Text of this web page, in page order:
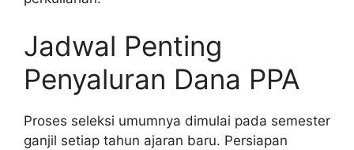
Jadwal Penting
Penyaluran Dana PPA
Proses seleksi umumnya dimulai pada semester
ganjil setiap tahun ajaran baru. Persiapan